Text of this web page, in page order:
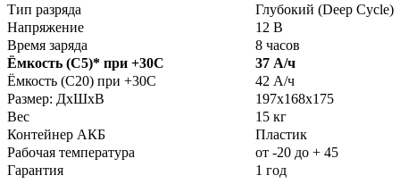
Тип разряда
Глубокий (Deep Cycle)
Напряжение
12 В
Время заряда
8 часов
Ёмкость (С5)* при +30С
37 А/ч
Ёмкость (С20) при +30С
42 А/ч
Размер: ДхШхВ
197х168х175
Вес
15 кг
Контейнер АКБ
Пластик
Рабочая температура
от -20 до + 45
Гарантия
1 год